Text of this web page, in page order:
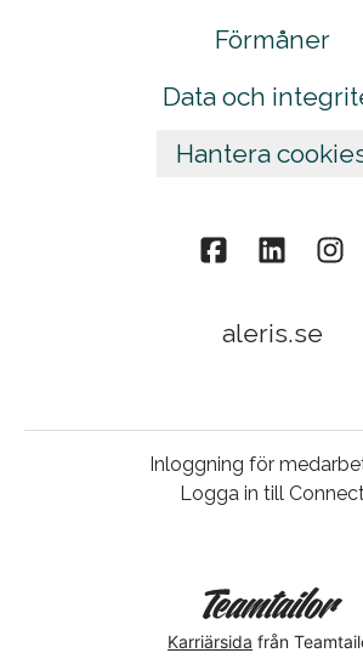
Förmåner
Data och
Hantera
aleris.se
Inloggning för
Logga in till
Karriärsida från